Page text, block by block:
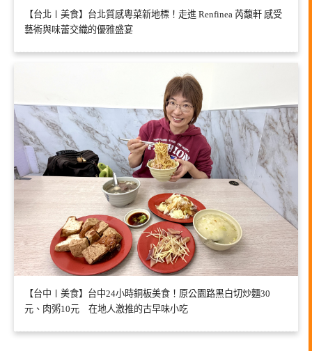
【台北〡美食】台北質感粵菜新地標！走進 Renfinea 芮馥軒 感受
藝術與味蕾交織的優雅盛宴
【台中〡美食】台中24小時銅板美食！原公園路黑白切炒麵30
元、肉粥10元 在地人激推的古早味小吃